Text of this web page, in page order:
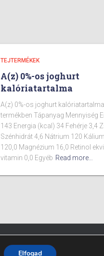
TEJTERMÉKEK
A(z) 0%-os joghurt
kalóriatartalma
A(z) 0%-os joghurt
termékben Tápanyag Mennyiség
143 Energia (kcal) 34 Fehérje 3,4
Szénhidrát 4,6 Nátrium 120
120,0 Magnézium 16,0 Retinol
vitamin 0,0 Egyéb Read more…
Fitpont - 2025 -
Elfogad